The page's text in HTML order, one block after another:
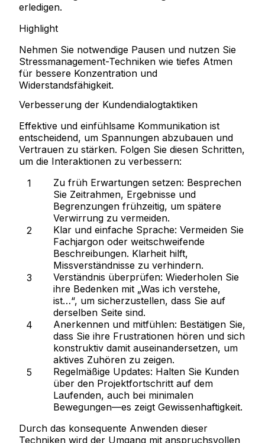
erledigen.
Highlight
Nehmen Sie notwendige Pausen und nutzen Sie
Stressmanagement-Techniken wie tiefes Atmen
für bessere Konzentration und
Widerstandsfähigkeit.
Verbesserung der Kundendialogtaktiken
Effektive und einfühlsame Kommunikation ist
entscheidend, um Spannungen abzubauen und
Vertrauen zu stärken. Folgen Sie diesen Schritten,
um die Interaktionen zu verbessern:
Zu früh Erwartungen setzen: Besprechen
Sie Zeitrahmen, Ergebnisse und
Begrenzungen frühzeitig, um spätere
Verwirrung zu vermeiden.
Klar und einfache Sprache: Vermeiden Sie
Fachjargon oder weitschweifende
Beschreibungen. Klarheit hilft,
Missverständnisse zu verhindern.
Verständnis überprüfen: Wiederholen Sie
ihre Bedenken mit „Was ich verstehe,
ist…“, um sicherzustellen, dass Sie auf
derselben Seite sind.
Anerkennen und mitfühlen: Bestätigen Sie,
dass Sie ihre Frustrationen hören und sich
konstruktiv damit auseinandersetzen, um
aktives Zuhören zu zeigen.
Regelmäßige Updates: Halten Sie Kunden
über den Projektfortschritt auf dem
Laufenden, auch bei minimalen
Bewegungen—es zeigt Gewissenhaftigkeit.
Durch das konsequente Anwenden dieser
Techniken wird der Umgang mit anspruchsvollen